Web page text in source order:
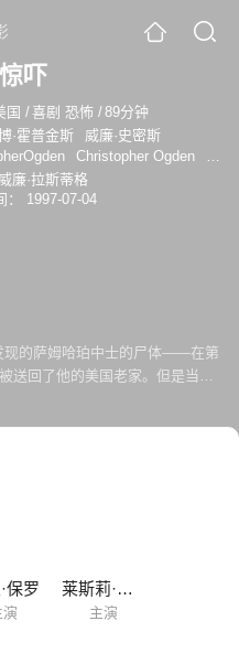
吓
国 /喜剧 恐怖 /89分钟
·霍普金斯
威廉·史密斯
Christopher Ogden
摩
Anne Tremko
尔
扎卡里·麦克莱莫尔
威廉·拉斯蒂格
1997-07-04
现的萨姆哈珀中士的尸体——在第
回了他的美国老家。但是当萨
他的小侄子和一个苦不堪言的朝
保罗
演
莱斯莉·尼尔
主演